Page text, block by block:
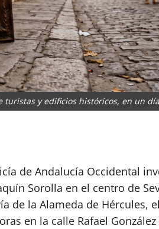
turistas y edificios históricos, en un
de Andalucía Occidental
Sorolla en el centro de
de la Alameda de Hércules,
en la calle Rafael González